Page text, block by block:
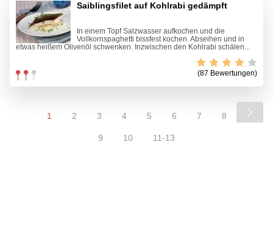
Saiblingsfilet auf Kohlrabi gedämpft
In einem Topf Salzwasser aufkochen und die
Vollkornspaghetti bissfest kochen. Abseihen und in
etwas heißem Olivenöl schwenken. Inzwischen den Kohlrabi schälen...
(87 Bewertungen)
1 2 3 4 5 6 7 8
9 10 11-13